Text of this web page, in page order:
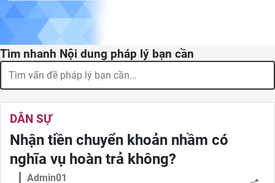
Tìm nhanh Nội dung pháp lý bạn cần
DÂN SỰ
Nhận tiền chuyển khoản nhầm có
nghĩa vụ hoàn trả không?
Admin01